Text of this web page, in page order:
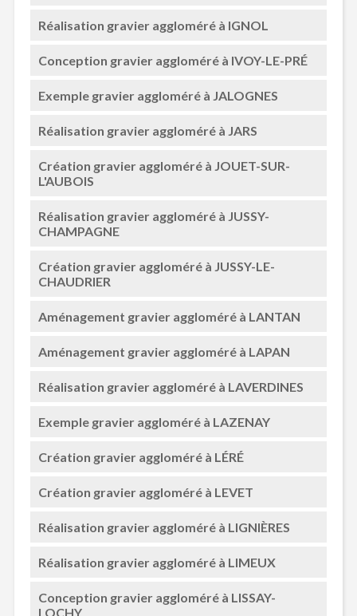
Réalisation gravier aggloméré à IGNOL
Conception gravier aggloméré à IVOY-LE-PRÉ
Exemple gravier aggloméré à JALOGNES
Réalisation gravier aggloméré à JARS
Création gravier aggloméré à JOUET-SUR-
L'AUBOIS
Réalisation gravier aggloméré à JUSSY-
CHAMPAGNE
Création gravier aggloméré à JUSSY-LE-
CHAUDRIER
Aménagement gravier aggloméré à LANTAN
Aménagement gravier aggloméré à LAPAN
Réalisation gravier aggloméré à LAVERDINES
Exemple gravier aggloméré à LAZENAY
Création gravier aggloméré à LÉRÉ
Création gravier aggloméré à LEVET
Réalisation gravier aggloméré à LIGNIÈRES
Réalisation gravier aggloméré à LIMEUX
Conception gravier aggloméré à LISSAY-
LOCHY